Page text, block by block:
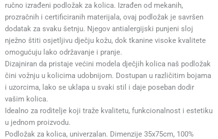
je:
41,00 €.
36,90 €.
ručno izrađeni podložak za kolica. Izrađen od mekanih,
prozračnih i certificiranih materijala, ovaj podložak je savršen
dodatak za svaku šetnju. Njegov antialergijski punjeni sloj
nježno štiti osjetljivu dječju kožu, dok tkanine visoke kvalitete
omogućuju lako održavanje i pranje.
Dizajniran da pristaje većini modela dječjih kolica naš podložak
čini vožnju u kolicima udobnijom. Dostupan u različitim bojama
i uzorcima, lako se uklapa u svaki stil i daje poseban dodir
vašim kolica.
Idealno za roditelje koji traže kvalitetu, funkcionalnost i estetiku
u jednom proizvodu.
Podložak za kolica, univerzalan. Dimenzije 35x75cm, 100%